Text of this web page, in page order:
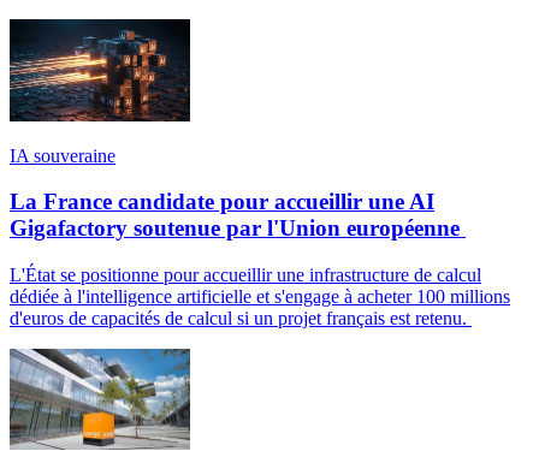
IA souveraine
La France candidate pour accueillir une AI
Gigafactory soutenue par l'Union européenne
L'État se positionne pour accueillir une infrastructure de calcul
dédiée à l'intelligence artificielle et s'engage à acheter 100 millions
d'euros de capacités de calcul si un projet français est retenu.